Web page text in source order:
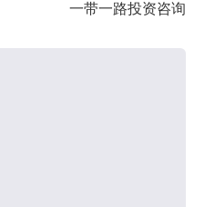
一带一路投资咨询